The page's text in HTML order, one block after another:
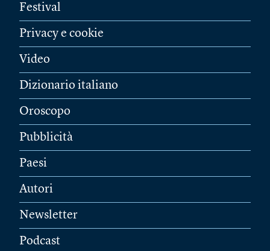
Festival
Privacy e cookie
Video
Dizionario italiano
Oroscopo
Pubblicità
Paesi
Autori
Newsletter
Podcast